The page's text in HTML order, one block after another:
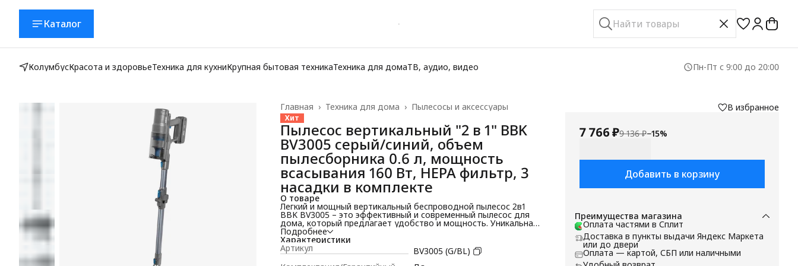
Каталог
КолумбусКрасота и здоровьеТехника для кухниКрупная бытовая техникаТехника для домаТВ, аудио, видео Пн-Пт с 9:00 до 20:00
Пылесосы и аксессуары
Техника для дома ›
Главная ›
Хит
Пылесос вертикальный "2 в 1" BBK
BV3005 серый/синий, объем
пылесборника 0.6 л, мощность
всасывания 160 Вт, НЕРА фильтр, 3
насадки в комплекте
О товаре
Легкий и мощный вертикальный беспроводной пылесос 2в1
BBK BV3005 – это эффективный и современный пылесос для
дома, который предлагает удобство и мощность. Уникальная
конструкция устройства позволяет использовать его как
вертикальный, так и ручной вариант, что обеспечивает
максимальную гибкость при уборке.
∙ Вертикальный тип с возможностью трансформации в ручной
Подробнее
Характеристики
Артикул
BV3005 (G/BL)
В избранное
7 766 ₽9 136 ₽−15%
Добавить в корзину
Преимущества магазина
Оплата частями в Сплит
Доставка в пункты выдачи Яндекс Маркета
или до двери
Оплата — картой, СБП или наличными